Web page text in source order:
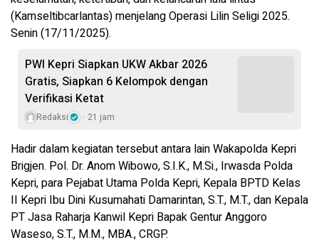
(Kamseltibcarlantas) menjelang Operasi Lilin Seligi 2025.
Senin (17/11/2025).
PWI Kepri Siapkan UKW Akbar 2026
Gratis, Siapkan 6 Kelompok dengan
Verifikasi Ketat
Redaksi 21 jam
Hadir dalam kegiatan tersebut antara lain Wakapolda Kepri
Brigjen. Pol. Dr. Anom Wibowo, S.I.K., M.Si., Irwasda Polda
Kepri, para Pejabat Utama Polda Kepri, Kepala BPTD Kelas
II Kepri Ibu Dini Kusumahati Damarintan, S.T., M.T., dan Kepala
PT Jasa Raharja Kanwil Kepri Bapak Gentur Anggoro
Waseso, S.T., M.M., MBA., CRGP.